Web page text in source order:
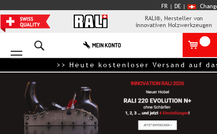
FR | DE |
RALI®, Hersteller von
innovativen Holzwerkzeugen
MEIN KONTO
>> Heute kostenloser Versand auf